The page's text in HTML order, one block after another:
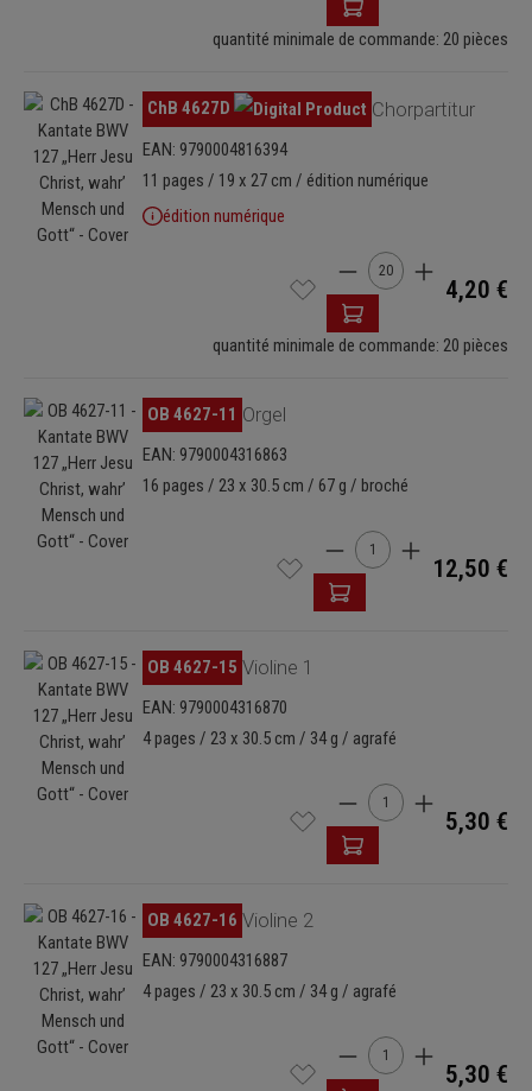
quantité minimale de commande: 20 pièces
Ignorer la galerie d'images
ChB 4627D Chorpartitur
EAN: 9790004816394
11 pages / 19 x 27 cm / édition numérique
édition numérique
Quantité de produit :
4,20 €
quantité minimale de commande: 20 pièces
Ignorer la galerie d'images
OB 4627-11 Orgel
EAN: 9790004316863
16 pages / 23 x 30.5 cm / 67 g / broché
Quantité de produit :
12,50 €
Ignorer la galerie d'images
OB 4627-15 Violine 1
EAN: 9790004316870
4 pages / 23 x 30.5 cm / 34 g / agrafé
Quantité de produit :
5,30 €
Ignorer la galerie d'images
OB 4627-16 Violine 2
EAN: 9790004316887
4 pages / 23 x 30.5 cm / 34 g / agrafé
Quantité de produit :
5,30 €